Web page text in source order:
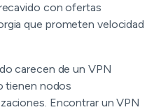
con ofertas
que prometen velocidad
carecen de un VPN
tienen nodos
Encontrar un VPN